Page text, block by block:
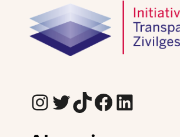
InstagramTwitter TikTok Facebook LinkedIn